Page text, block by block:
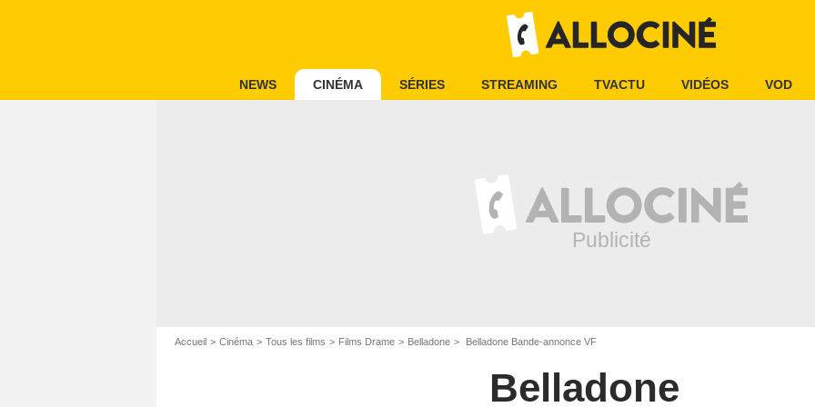
NEWS CINÉMA SÉRIES STREAMING TVACTU VIDÉOS VOD
Accueil Cinéma Tous les films Films Drame Belladone Belladone Bande-annonce VF
Belladone